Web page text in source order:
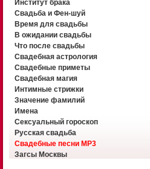
Институт брака
Свадьба и Фен-шуй
Время для свадьбы
В ожидании свадьбы
Что после свадьбы
Свадебная астрология
Свадебные приметы
Свадебная магия
Интимные стрижки
Значение фамилий
Имена
Сексуальный гороскоп
Русская свадьба
Свадебные песни MP3
Загсы Москвы